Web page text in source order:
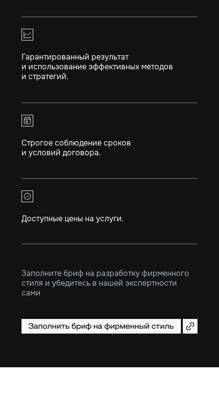
Гарантированный результат
и использование эффективных методов
и стратегий.
Строгое соблюдение сроков
и условий договора.
Заполните бриф на разработку фирменного
стиля и убедитесь в нашей экспертности
сами
Доступные цены на услуги.